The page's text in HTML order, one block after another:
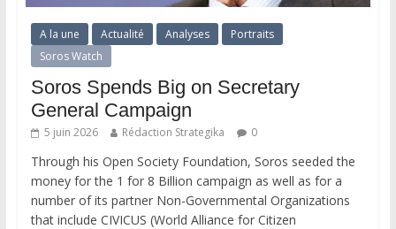
A la une Actualité Analyses
Portraits
Soros Watch
Soros Spends Big on Secretary
General Campaign
5 juin 2026 Rédaction Strategika 0
Through his Open Society Foundation, Soros seeded the
money for the 1 for 8 Billion campaign as well as for a
number of its partner Non-Governmental Organizations
that include CIVICUS (World Alliance for Citizen